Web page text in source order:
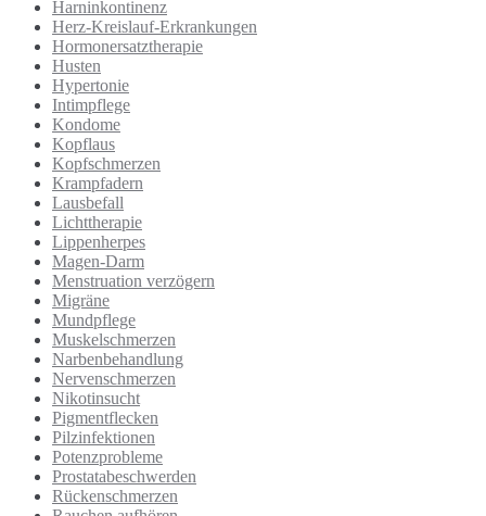
Harninkontinenz
Herz-Kreislauf-Erkrankungen
Hormonersatztherapie
Husten
Hypertonie
Intimpflege
Kondome
Kopflaus
Kopfschmerzen
Krampfadern
Lausbefall
Lichttherapie
Lippenherpes
Magen-Darm
Menstruation verzögern
Migräne
Mundpflege
Muskelschmerzen
Narbenbehandlung
Nervenschmerzen
Nikotinsucht
Pigmentflecken
Pilzinfektionen
Potenzprobleme
Prostatabeschwerden
Rückenschmerzen